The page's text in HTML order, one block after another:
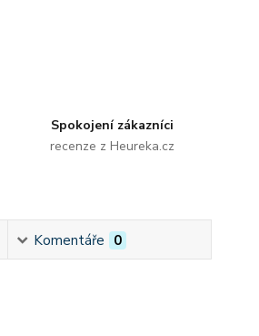
Spokojení zákazníci
recenze z Heureka.cz
Komentáře 0